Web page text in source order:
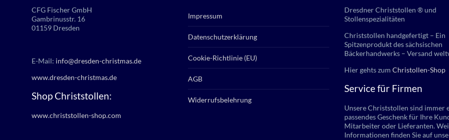
CFG Fischer GmbH
Gambrinusstr. 16
01159 Dresden
E-Mail: info@dresden-christmas.de
www.dresden-christmas.de
Shop Christstollen:
www.christstollen-shop.com
Impressum
Datenschutzerklärung
Cookie-Richtlinie (EU)
AGB
Widerrufsbelehrung
Dresdner Christstollen ® und
Stollenspezialitäten
Christstollen handgefertigt – Ein
Spitzenprodukt des sächsischen
Bäckerhandwerks – Versand
Hier gehts zum Christollen-Shop
Service für Firmen
Unsere Christstollen sind immer
passendes Geschenk für Ihre
Mitarbeiter oder Lieferanten.
Informationen finden Sie auf